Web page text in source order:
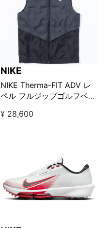
NIKE
NIKE Therma-FIT ADV レ
ペル フルジップゴルフベス
¥ 28,600